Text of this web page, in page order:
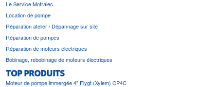
Le Service Motralec
Location de pompe
Réparation atelier / Dépannage sur site
Réparation de pompes
Réparation de moteurs électriques
Bobinage, rebobinage de moteurs électriques
TOP PRODUITS
Moteur de pompe immergée 4" Flygt (Xylem) CP4C